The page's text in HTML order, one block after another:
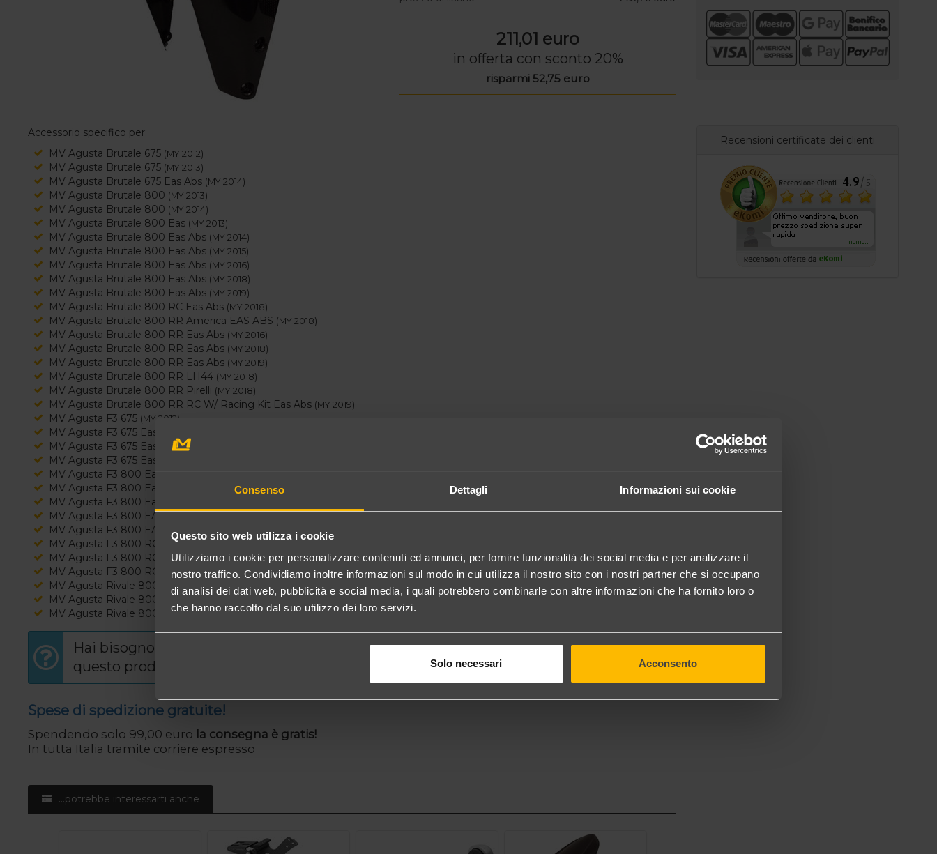
Consenso Dettagli Informazioni sui cookie
Questo sito web utilizza i cookie
Utilizziamo i cookie per personalizzare contenuti ed annunci, per fornire funzionalità dei social media e per analizzare il
nostro traffico. Condividiamo inoltre informazioni sul modo in cui utilizza il nostro sito con i nostri partner che si occupano
di analisi dei dati web, pubblicità e social media, i quali potrebbero combinarle con altre informazioni che ha fornito loro o
che hanno raccolto dal suo utilizzo dei loro servizi.
Solo necessari Acconsento
211,01 euro
in offerta con sconto 20%
risparmi 52,75 euro
Accessorio specifico per:
MV Agusta Brutale 675 (MY 2012)
MV Agusta Brutale 675 (MY 2013)
MV Agusta Brutale 675 Eas Abs (MY 2014)
MV Agusta Brutale 800 (MY 2013)
MV Agusta Brutale 800 (MY 2014)
MV Agusta Brutale 800 Eas (MY 2013)
MV Agusta Brutale 800 Eas Abs (MY 2014)
MV Agusta Brutale 800 Eas Abs (MY 2015)
MV Agusta Brutale 800 Eas Abs (MY 2016)
MV Agusta Brutale 800 Eas Abs (MY 2018)
MV Agusta Brutale 800 Eas Abs (MY 2019)
MV Agusta Brutale 800 RC Eas Abs (MY 2018)
MV Agusta Brutale 800 RR America EAS ABS (MY 2018)
MV Agusta Brutale 800 RR Eas Abs (MY 2016)
MV Agusta Brutale 800 RR Eas Abs (MY 2018)
MV Agusta Brutale 800 RR Eas Abs (MY 2019)
MV Agusta Brutale 800 RR LH44 (MY 2018)
MV Agusta Brutale 800 RR Pirelli (MY 2018)
MV Agusta Brutale 800 RR RC W/ Racing Kit Eas Abs (MY 2019)
MV Agusta F3 675 (MY 2012)
MV Agusta F3 675 Eas
MV Agusta F3 675 Eas (MY 2013)
MV Agusta F3 675 Eas Abs
MV Agusta F3 800 Eas(MY 2013)
MV Agusta F3 800 Eas
MV Agusta F3 800 Eas Abs
MV Agusta F3 800 EAS ABS
MV Agusta F3 800 EAS ABS (MY 2018)
MV Agusta F3 800 RC Eas Abs
MV Agusta F3 800 RC Eas Abs(MY 2019)
MV Agusta F3 800 RC With Racing Kit Eas Abs(MY 2019)
MV Agusta Rivale 800 Eas Abs(MY 2014)
MV Agusta Rivale 800 Eas Abs
MV Agusta Rivale 800 Eas Abs(MY 2017)
Hai bisogno di informazioni su
questo prodotto?
Spese di spedizione gratuite!
Spendendo solo 99,00 euro la consegna è gratis!
In tutta Italia tramite corriere espresso
...potrebbe interessarti anche
Recensioni certificate dei clienti